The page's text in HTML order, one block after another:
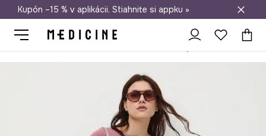
Doprava zadarmo od 50 €
Kupón –15 % v aplikácii. Stiahnite si appku »